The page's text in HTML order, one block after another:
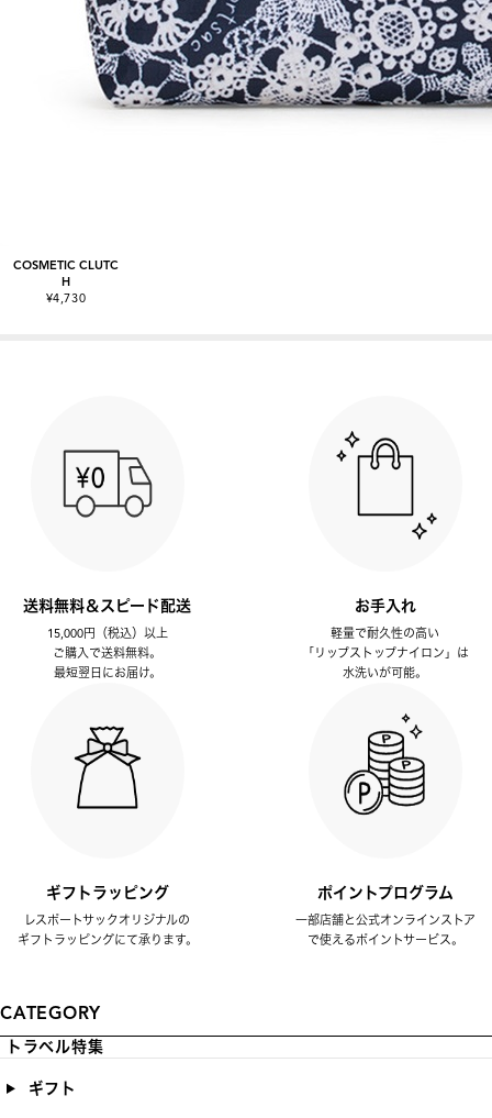
COSMETIC CLUTC
H
¥4,730
送料無料＆スピード配送
15,000円（税込）以上
ご購入で送料無料。
最短翌日にお届け。
お手入れ
軽量で耐久性の高い
「リップストップナイロン」は
水洗いが可能。
ギフトラッピング
レスポートサックオリジナルの
ギフトラッピングにて承ります。
ポイントプログラム
一部店舗と公式オンラインストア
で使えるポイントサービス。
CATEGORY
トラベル特集
ギフト